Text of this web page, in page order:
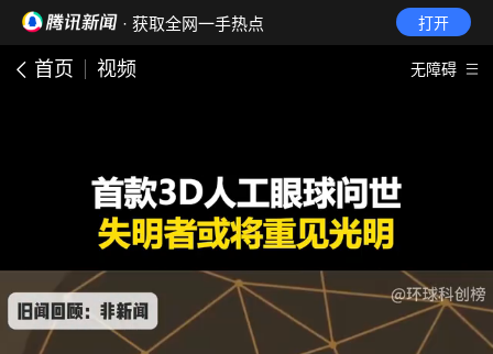
· 获取全网一手热点 打开
首页 视频 无障碍